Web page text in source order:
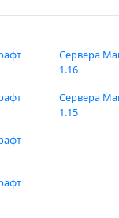
Сервера
1.16
Сервера
1.15